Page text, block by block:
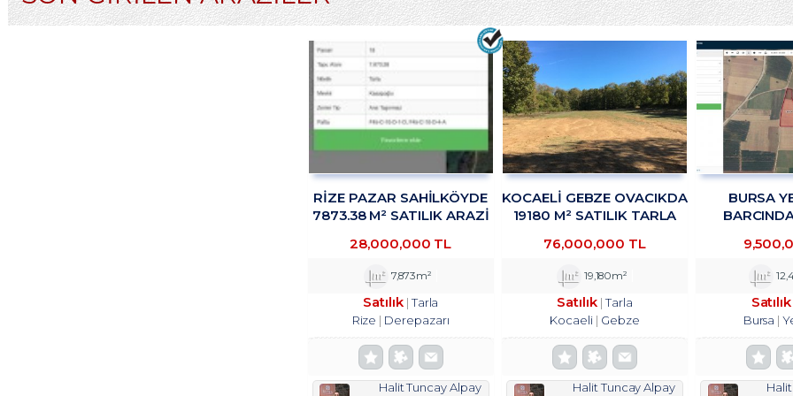
RİZE PAZAR SAHİLKÖYDE
7873.38 M² SATILIK ARAZİ
28,000,000 TL
7,873m²
Satılık Tarla
Rize
Derepazarı
Halit Tuncay Alpay
KOCAELİ GEBZE OVACIKDA
19180 M² SATILIK TARLA
76,000,000 TL
19,180m²
Satılık Tarla
Kocaeli
Gebze
Halit Tuncay Alpay
BURSA
TESİSİNE
SATILIK
Satılık
Bursa